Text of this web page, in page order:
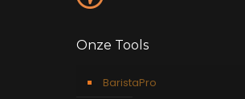
Onze Tools
BaristaPro